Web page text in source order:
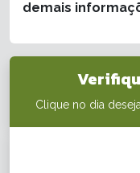
demais
Clique no dia